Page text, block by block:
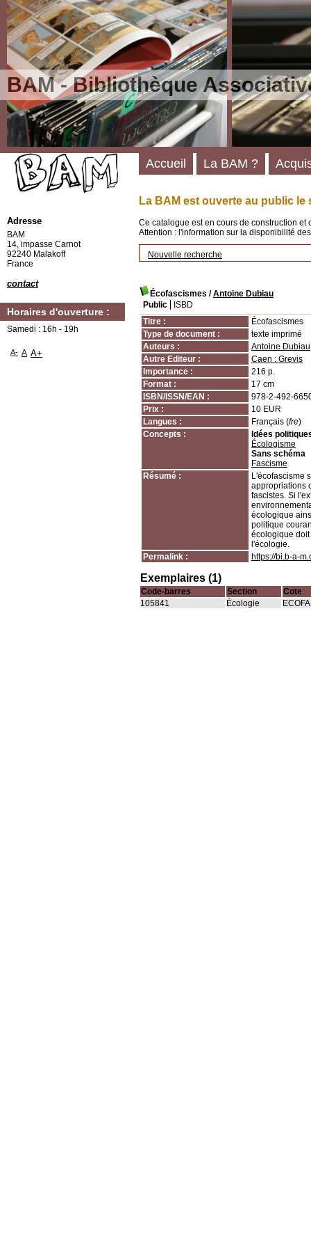
BAM - Bibliothèque
La BAM est ouverte au public le
Ce catalogue est en cours de construction
Attention : l'information sur la disponibilité
Nouvelle recherche
Écofascismes /Antoine Dubiau
Public
ISBD
Titre :
Écofascismes
Type de document :
texte imprimé
Auteurs :
Antoine Dubiau
Autre Editeur :
Caen : Grevis
Importance :
216 p.
Format :
17 cm
ISBN/ISSN/EAN :
978-2-492-
Prix :
10 EUR
Langues :
Français (fre)
Concepts :
Idées
Écologisme
Sans schéma
Fascisme
Résumé :
L'écofascisme
appropriations
fascistes. Si
écologique
politique
écologique
l'écologie.
Permalink :
https://bi.b-a-
Exemplaires (1)
Code-barres Section
Cote
105841
Écologie
Accueil La BAM ?
Adresse
BAM
14, impasse Carnot
92240 Malakoff
France
contact
Horaires d'ouverture :
Samedi : 16h - 19h
A- A A+